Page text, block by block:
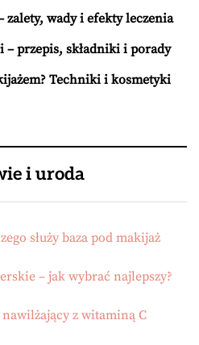
zalety, wady i efekty leczenia
– przepis, składniki i porady
Techniki i kosmetyki
i uroda
służy baza pod makijaż
– jak wybrać najlepszy?
z witaminą C